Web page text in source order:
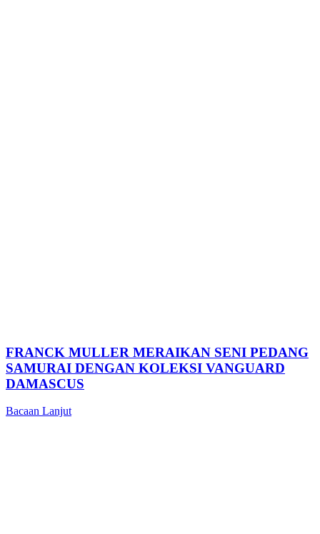
FRANCK MULLER MERAIKAN SENI PEDANG
SAMURAI DENGAN KOLEKSI VANGUARD
DAMASCUS
Bacaan Lanjut